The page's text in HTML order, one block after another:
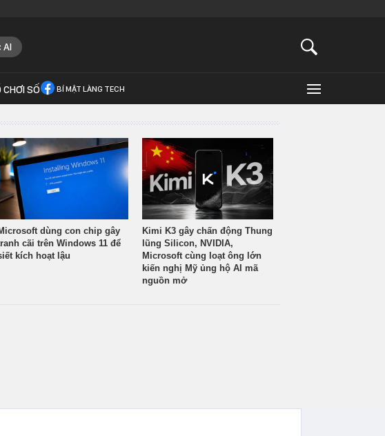
AI
SỐ BÍ MẬT LÀNG TECH
dùng con chip gây
cãi trên Windows 11 để
kích hoạt lậu
Kimi K3 gây chấn động Thung
lũng Silicon, NVIDIA,
Microsoft cùng loạt ông lớn
kiến nghị Mỹ ủng hộ AI mã
nguồn mở